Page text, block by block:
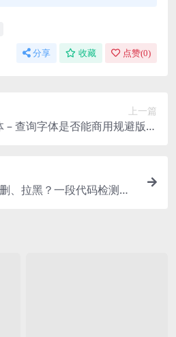
分享 收藏 点赞(0)
上一篇
查询字体是否能商用规避版权
、拉黑？一段代码检测微